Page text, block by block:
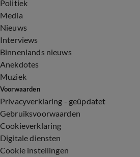
Politiek
Media
Nieuws
Interviews
Binnenlands nieuws
Anekdotes
Muziek
Voorwaarden
Privacyverklaring - geüpdatet
Gebruiksvoorwaarden
Cookieverklaring
Digitale diensten
Cookie instellingen